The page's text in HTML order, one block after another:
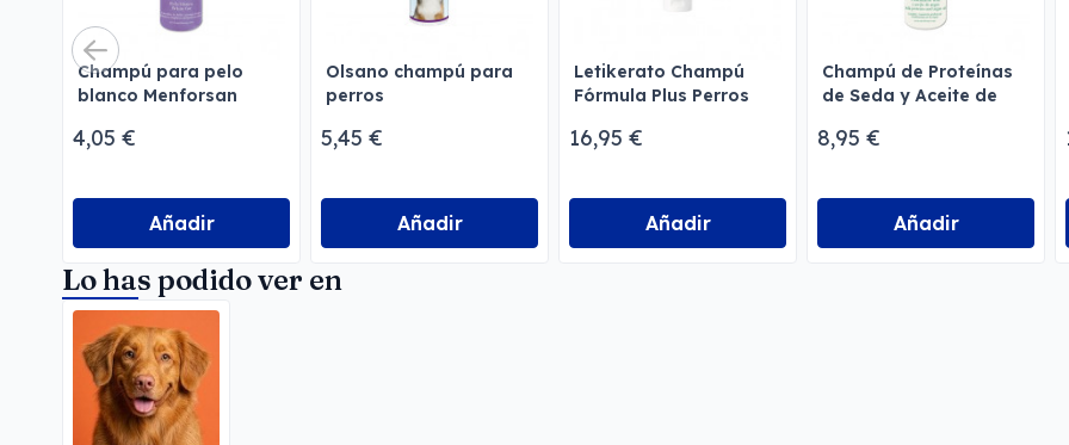
Champú para pelo
blanco Menforsan
4,05 €
Añadir
Olsano champú para
perros
5,45 €
Añadir
Letikerato Champú
Fórmula Plus Perros
16,95 €
Añadir
Champú de Proteínas
de Seda y Aceite de
8,95 €
Añadir
Lo has podido ver en